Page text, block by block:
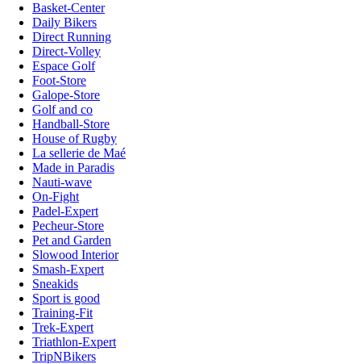
Basket-Center
Daily Bikers
Direct Running
Direct-Volley
Espace Golf
Foot-Store
Galope-Store
Golf and co
Handball-Store
House of Rugby
La sellerie de Maé
Made in Paradis
Nauti-wave
On-Fight
Padel-Expert
Pecheur-Store
Pet and Garden
Slowood Interior
Smash-Expert
Sneakids
Sport is good
Training-Fit
Trek-Expert
Triathlon-Expert
TripNBikers